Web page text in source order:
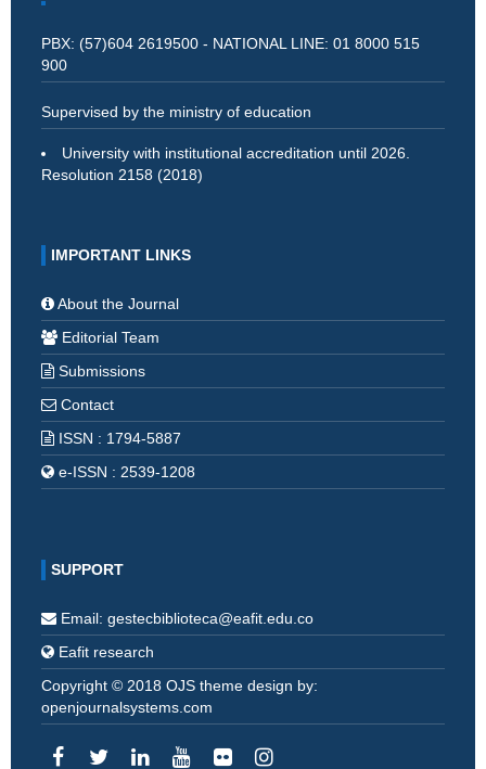
PBX: (57)604 2619500 - NATIONAL LINE: 01 8000 515
900
Supervised by the ministry of education
University with institutional accreditation until 2026.
Resolution 2158 (2018)
IMPORTANT LINKS
About the Journal
Editorial Team
Submissions
Contact
ISSN : 1794-5887
e-ISSN : 2539-1208
SUPPORT
Email: gestecbiblioteca@eafit.edu.co
Eafit research
Copyright © 2018 OJS theme design by:
openjournalsystems.com